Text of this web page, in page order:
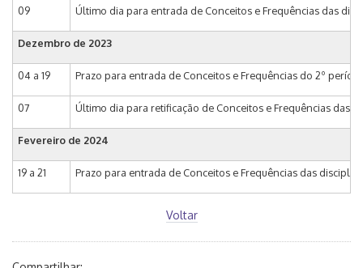
09 Último dia para entrada de Conceitos e Frequências das
Dezembro de 2023
04 a 19 Prazo para entrada de Conceitos e Frequências do 2º
07 Último dia para retificação de Conceitos e Frequências das
Fevereiro de 2024
19 a 21 Prazo para entrada de Conceitos e Frequências das
Voltar